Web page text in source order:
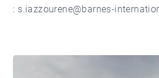
: s.iazzourene@barnes-